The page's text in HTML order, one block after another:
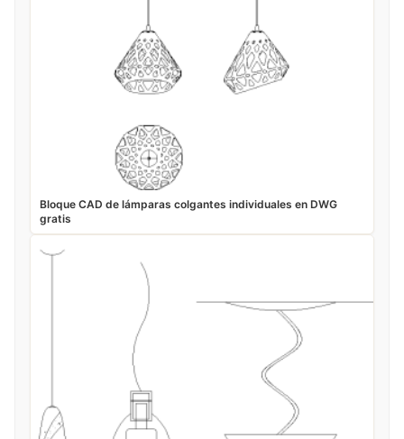
Bloque CAD de lámparas colgantes individuales en DWG
gratis